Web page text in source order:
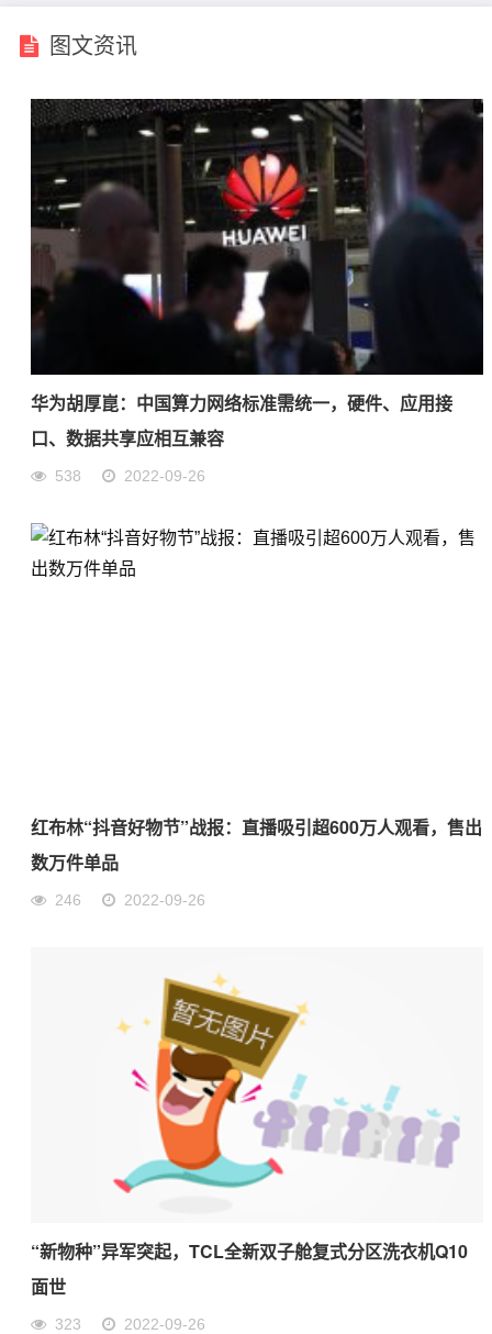
图文资讯
华为胡厚崑：中国算力网络标准需统一，硬件、应用接
口、数据共享应相互兼容
538 2022-09-26
红布林“抖音好物节”战报：直播吸引超600万人观看，售出
数万件单品
246 2022-09-26
“新物种”异军突起，TCL全新双子舱复式分区洗衣机Q10
面世
323 2022-09-26